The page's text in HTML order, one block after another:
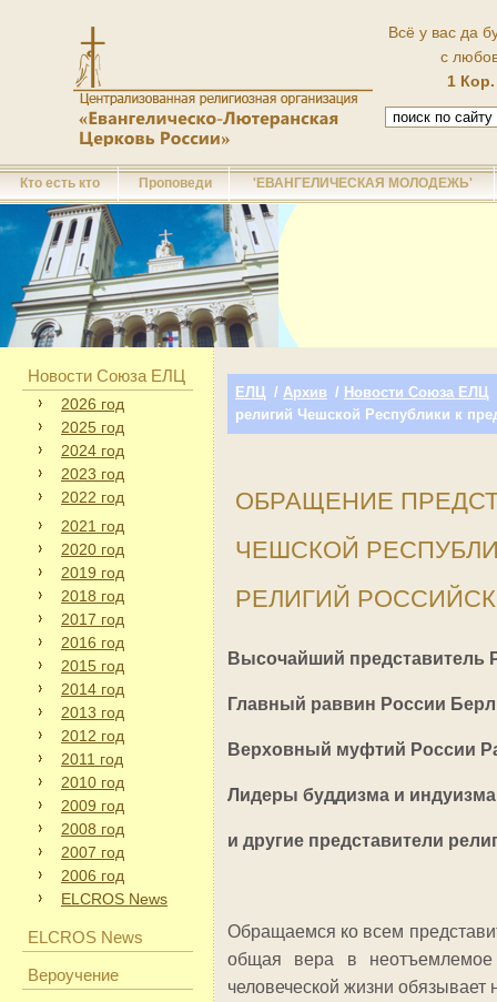
Всё у вас да
с
1
Кто есть кто Проповеди 'ЕВАНГЕЛИЧЕСКАЯ МОЛОДЕЖЬ'
Новости Союза ЕЛЦ
2026 год
2025 год
2024 год
2023 год
2022 год
2021 год
2020 год
2019 год
2018 год
2017 год
2016 год
2015 год
2014 год
2013 год
2012 год
2011 год
2010 год
2009 год
2008 год
2007 год
2006 год
ELCROS News
ELCROS News
Вероучение
ЕЛЦ / Архив / Новости Союза ЕЛЦ
религий Чешской Республики к
ОБРАЩЕНИЕ
ЧЕШСКОЙ
РЕЛИГИЙ
Высочайший представитель
Главный раввин России
Верховный муфтий России
Лидеры буддизма и
и другие представители
Обращаемся ко всем
общая вера в неотъемлемое
человеческой жизни обязывает